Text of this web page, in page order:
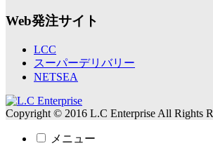
Web発注サイト
LCC
スーパーデリバリー
NETSEA
Copyright © 2016 L.C Enterprise All Rights
メニュー